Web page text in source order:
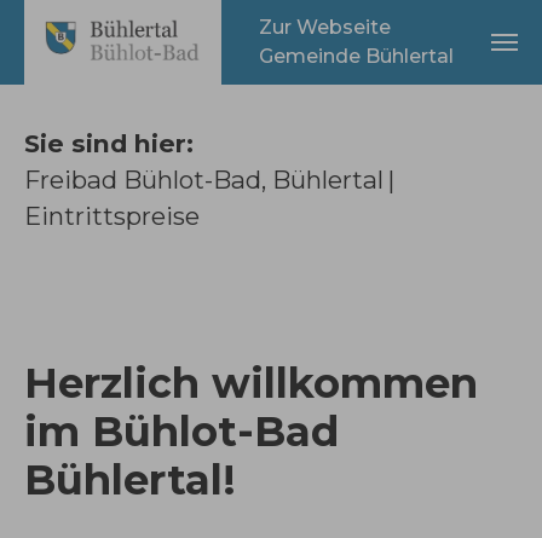
Eintrittspreise - Bühlot-
Zum Hauptinhalt springenZur Webseite
Gemeinde Bühlertal
Freibad Bühlot-Bad, Bühlertal
Eintrittspreise
Herzlich willkommen
im Bühlot-Bad
Bühlertal!